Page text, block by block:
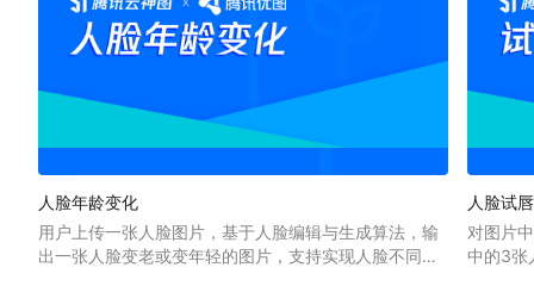
人脸年龄变化
用户上传一张人脸图片，基于人脸编辑与生成算法，输
出一张人脸变老或变年轻的图片，支持实现人脸不同年
人脸试
对图片
中的3张